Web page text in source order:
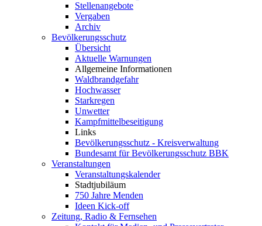
Stellenangebote
Vergaben
Archiv
Bevölkerungsschutz
Übersicht
Aktuelle Warnungen
Allgemeine Informationen
Waldbrandgefahr
Hochwasser
Starkregen
Unwetter
Kampfmittelbeseitigung
Links
Bevölkerungsschutz - Kreisverwaltung
Bundesamt für Bevölkerungsschutz BBK
Veranstaltungen
Veranstaltungskalender
Stadtjubiläum
750 Jahre Menden
Ideen Kick-off
Zeitung, Radio & Fernsehen